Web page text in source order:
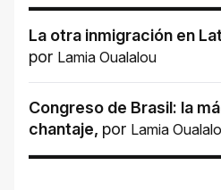
La otra inmigración en
por Lamia Oualalou
Congreso de Brasil: la
chantaje, por Lamia